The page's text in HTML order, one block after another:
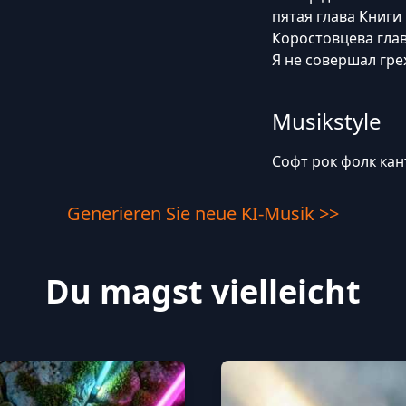
пятая глава
Коростовцева
Я не совершал
Musikstyle
Софт рок фолк
Generieren Sie neue KI-Musik >>
Du magst vielleicht